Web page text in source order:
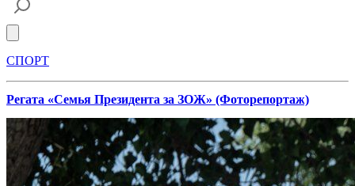
СПОРТ
Регата «Семья Президента за ЗОЖ» (Фоторепортаж)